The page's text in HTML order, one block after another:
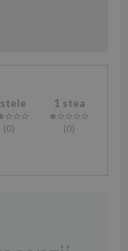
(0)
1 stea
(0)